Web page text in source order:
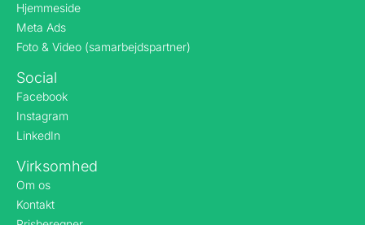
Hjemmeside
Meta Ads
Foto & Video (samarbejdspartner)
Social
Facebook
Instagram
LinkedIn
Virksomhed
Om os
Kontakt